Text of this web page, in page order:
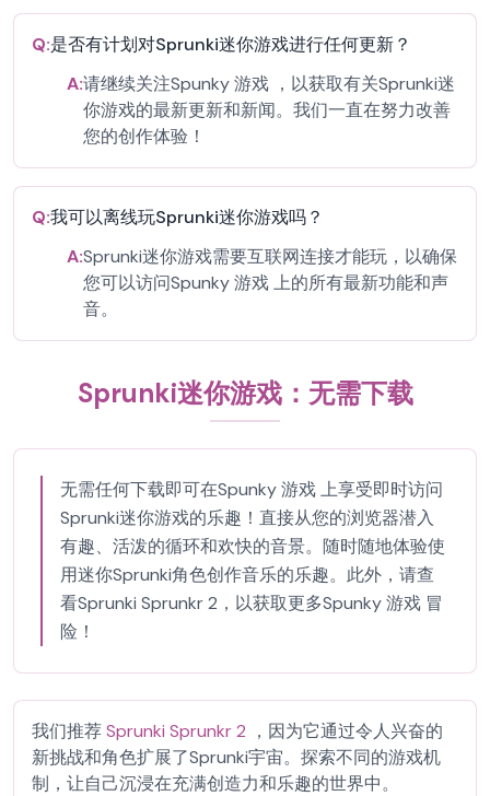
Q:是否有计划对Sprunki迷你游戏进行任何更新？
A:请继续关注Spunky 游戏 ，以获取有关Sprunki迷
你游戏的最新更新和新闻。我们一直在努力改善
您的创作体验！
Q:我可以离线玩Sprunki迷你游戏吗？
A:Sprunki迷你游戏需要互联网连接才能玩，以确保
您可以访问Spunky 游戏 上的所有最新功能和声
音。
Sprunki迷你游戏：无需下载
无需任何下载即可在Spunky 游戏 上享受即时访问
Sprunki迷你游戏的乐趣！直接从您的浏览器潜入
有趣、活泼的循环和欢快的音景。随时随地体验使
用迷你Sprunki角色创作音乐的乐趣。此外，请查
看Sprunki Sprunkr 2，以获取更多Spunky 游戏 冒
险！
我们推荐Sprunki Sprunkr 2 ，因为它通过令人兴奋的
新挑战和角色扩展了Sprunki宇宙。探索不同的游戏机
制，让自己沉浸在充满创造力和乐趣的世界中。